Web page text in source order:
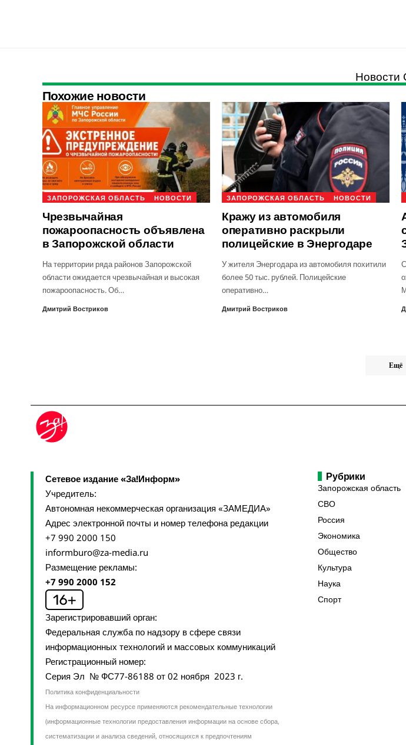
Похожие новости
ЗАПОРОЖСКАЯ ОБЛАСТЬ НОВОСТИ
Чрезвычайная
пожароопасность объявлена
в Запорожской области
На территории ряда районов Запорожской
области ожидается чрезвычайная и высокая
пожароопасность. Об…
Дмитрий Востриков
ЗАПОРОЖСКАЯ ОБЛАСТЬ НОВОСТИ
Кражу из автомобиля
оперативно раскрыли
полицейские в Энергодаре
У жителя Энергодара из автомобиля похитили
более 50 тыс. рублей. Полицейские
оперативно…
Дмитрий Востриков
Ещё
Сетевое издание «За!Информ»
Учредитель:
Автономная некоммерческая организация «ЗАМЕДИА»
Адрес электронной почты и номер телефона редакции
+7 990 2000 150
informburo@za-media.ru
Размещение рекламы:
+7 990 2000 152
Зарегистрировавший орган:
Федеральная служба по надзору в сфере связи
информационных технологий и массовых коммуникаций
Регистрационный номер:
Серия Эл № ФС77-86188 от 02 ноября 2023 г.
Политика конфиденциальности
На информационном ресурсе применяются рекомендательные технологии
(информационные технологии предоставления информации на основе сбора,
систематизации и анализа сведений, относящихся к предпочтениям
Рубрики
Запорожская область
СВО
Россия
Экономика
Общество
Культура
Наука
Спорт